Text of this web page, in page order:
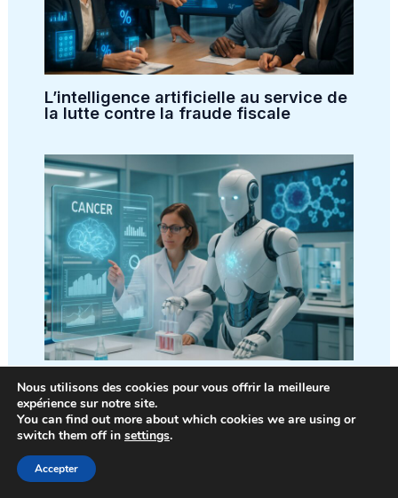
L’intelligence artificielle au service de
la lutte contre la fraude fiscale
L’intelligence artificielle : une nouvelle
alliée dans la bataille contre le cancer
Nous utilisons des cookies pour vous offrir la meilleure
expérience sur notre site.
You can find out more about which cookies we are using or
switch them off in settings.
Accepter